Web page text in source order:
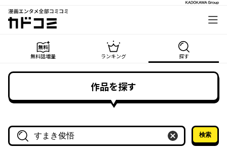
漫画エンタメ全部コミコミ
カドコミ
無料話増量 ランキング 探す
作品を探す
作品名・作家名で探す
検索